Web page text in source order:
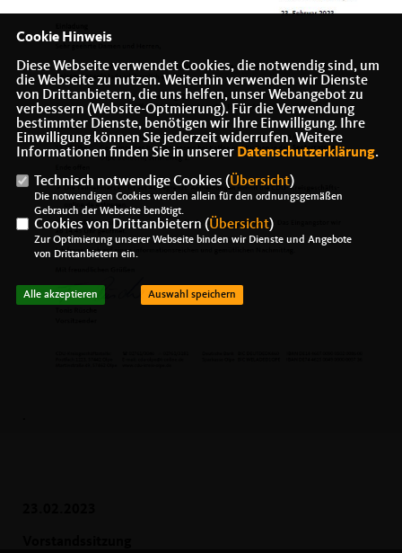
Cookie Hinweis
Diese Webseite verwendet Cookies, die notwendig sind, um
die Webseite zu nutzen. Weiterhin verwenden wir Dienste
von Drittanbietern, die uns helfen, unser Webangebot zu
verbessern (Website-Optmierung). Für die Verwendung
bestimmter Dienste, benötigen wir Ihre Einwilligung. Ihre
Einwilligung können Sie jederzeit widerrufen. Weitere
Informationen finden Sie in unserer Datenschutzerklärung.
Technisch notwendige Cookies (Übersicht)
Die notwendigen Cookies werden allein für den ordnungsgemäßen
Gebrauch der Webseite benötigt.
Cookies von Drittanbietern (Übersicht)
Zur Optimierung unserer Webseite binden wir Dienste und Angebote
von Drittanbietern ein.
Alle akzeptieren Auswahl speichern